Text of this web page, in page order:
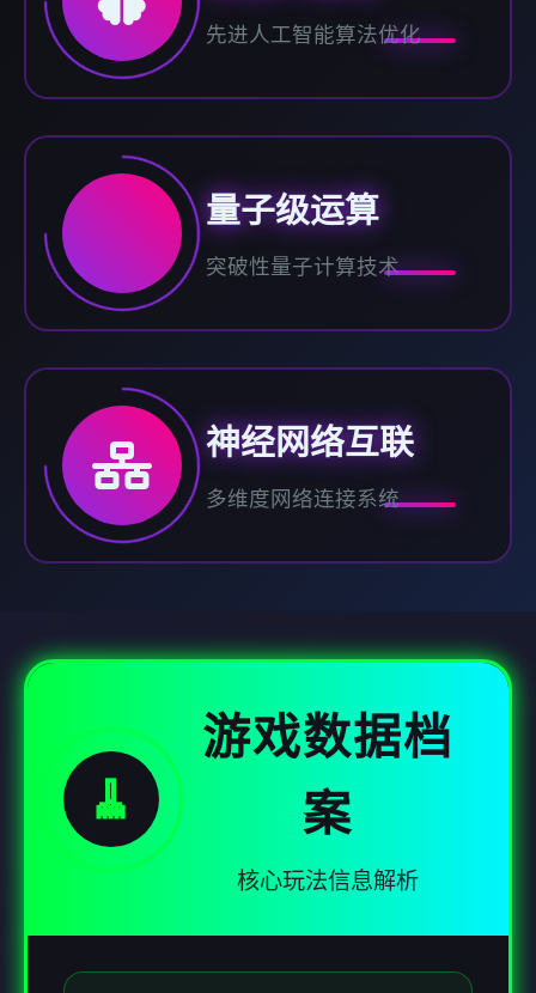
先进人工智能算法优化
量子级运算
突破性量子计算技术
神经网络互联
多维度网络连接系统
🧹
游戏数据档
案
核心玩法信息解析